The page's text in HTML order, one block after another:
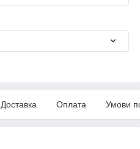
Доставка Оплата Умови